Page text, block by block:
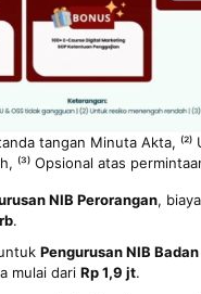
tanda tangan Minuta Akta,
⁽³⁾ Opsional atas
NIB Perorangan,
.
Pengurusan NIB Badan
mulai dari Rp 1,9 jt.